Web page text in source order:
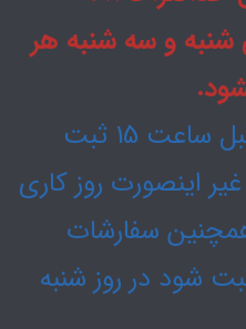
و سه شنبه هر
سفارشات پیک اگر تا قبل ساعت 15 ثبت
اینصورت روز کاری
سفارشات
روز ۵شنبه ثبت شود در روز شنبه